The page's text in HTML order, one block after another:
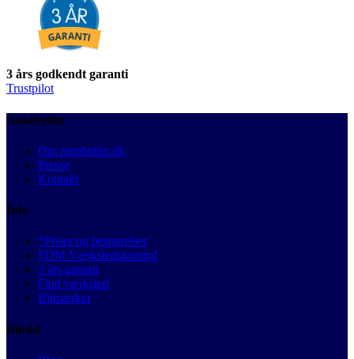
3 års godkendt garanti
Trustpilot
Autobutler
Om autobutler.dk
Presse
Kontakt
Info
*Priser og besparelser
FDM Værkstedskontrol
3 års garanti
Find værksted
Bilmærker
Bilråd